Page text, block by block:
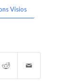
Visios